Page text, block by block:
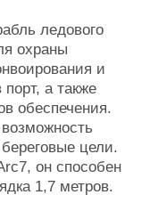
ледового
охраны
и
а также
обеспечения.
цели.
он способен
1,7 метров.